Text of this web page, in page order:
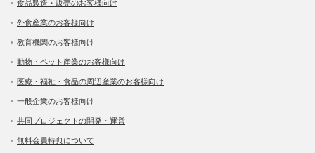
食品製造・販売のお客様向け
外食産業のお客様向け
教育機関のお客様向け
動物・ペット産業のお客様向け
医療・福祉・食品の周辺産業のお客様向け
一般企業のお客様向け
共同プロジェクトの開発・運営
無料会員特典について